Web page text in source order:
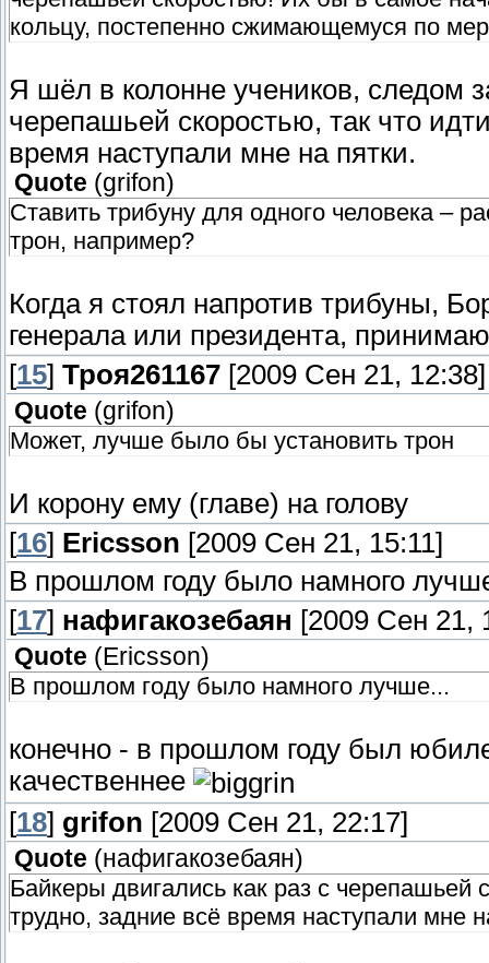
кольцу, постепенно сжимающемуся по
Я шёл в колонне учеников, следом
черепашьей скоростью, так что
время наступали мне на пятки.
Quote (grifon)
Ставить трибуну для одного человека –
трон, например?
Когда я стоял напротив трибуны,
генерала или президента,
[15] Троя261167 [2009 Сен 21, 12:38]
Quote (grifon)
Может, лучше было бы установить трон
И корону ему (главе) на голову
[16] Ericsson [2009 Сен 21, 15:11]
В прошлом году было намного
[17] нафигакозебаян [2009 Сен 21,
Quote ( Ericsson)
В прошлом году было намного лучше...
конечно - в прошлом году был
качественнее
[18] grifon [2009 Сен 21, 22:17]
Quote (нафигакозебаян)
Байкеры двигались как раз с черепашьей
трудно, задние всё время наступали мне